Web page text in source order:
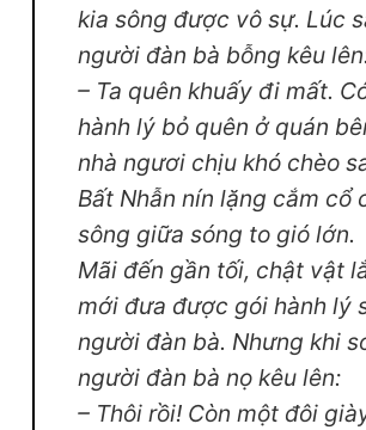
kia sông được vô sự. Lúc
người đàn bà bỗng kêu
– Ta quên khuấy đi mất.
hành lý bỏ quên ở quán
nhà ngươi chịu khó chèo
Bất Nhẫn nín lặng cắm cổ
sông giữa sóng to gió lớn.
Mãi đến gần tối, chật vật
mới đưa được gói hành lý
người đàn bà. Nhưng khi
người đàn bà nọ kêu lên:
– Thôi rồi! Còn một đôi